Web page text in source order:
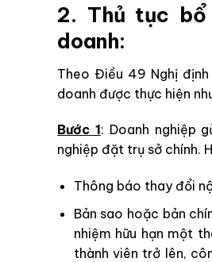
2. Thủ tục bổ
doanh:
Theo Điều 49 Nghị
doanh được thực hiện
Bước 1: Doanh nghiệp
nghiệp đặt trụ sở chính.
Thông báo thay đổi
Bản sao hoặc bản
nhiệm hữu hạn một
thành viên trở lên,